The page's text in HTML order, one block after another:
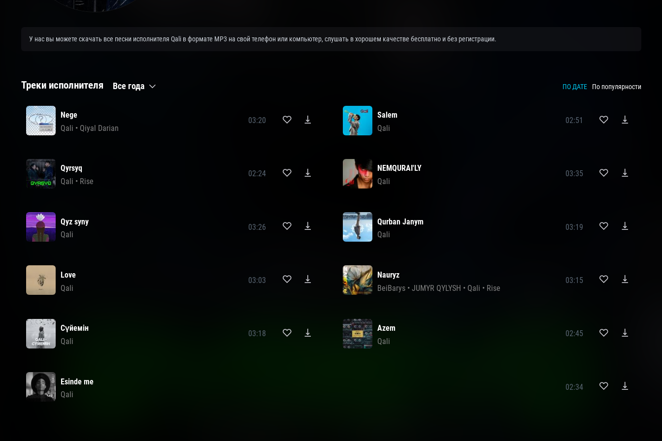
У нас вы можете скачать все песни исполнителя Qali в формате MP3 на свой телефон или компьютер, слушать в хорошем качестве бесплатно и без регистрации.
Треки исполнителя Все года ПО ДАТЕ По популярности
Nege
Qali • Qiyal Darian
03:20
Salem
Qali
02:51
Qyrsyq
Qali • Rise
02:24
NEMQURAI'LY
Qali
03:35
Qyz syny
Qali
03:26
Qurban Janym
Qali
03:19
Love
Qali
03:03
Nauryz
BeiBarys •JUMYR QYLYSH • Qali • Rise
03:15
Сүйемін
Qali
03:18
Azem
Qali
02:45
Esinde me
Qali
02:34